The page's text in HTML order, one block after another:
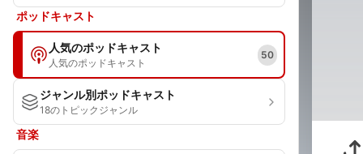
ポッドキャスト
人気のポッドキャスト
人気のポッドキャスト
50
ジャンル別ポッドキャスト
18のトピックジャンル
音楽